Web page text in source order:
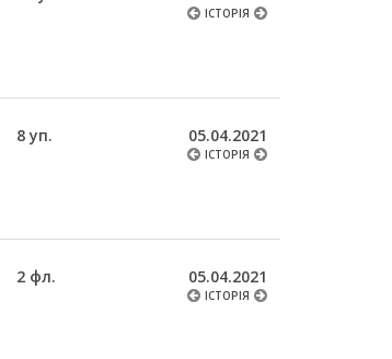
ІСТОРІЯ
8 уп. 05.04.2021
ІСТОРІЯ
2 фл. 05.04.2021
ІСТОРІЯ